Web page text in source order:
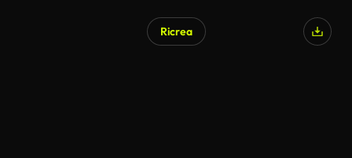
Ricrea